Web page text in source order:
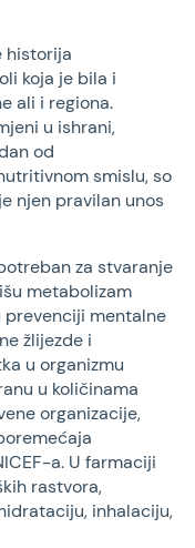
historija
koja je bila i
ali i regiona.
u ishrani,
od
smislu, so
njen pravilan unos
za stvaranje
metabolizam
prevenciji mentalne
žlijezde i
u organizmu
u količinama
organizacije,
a. U farmaciji
rastvora,
inhalaciju,